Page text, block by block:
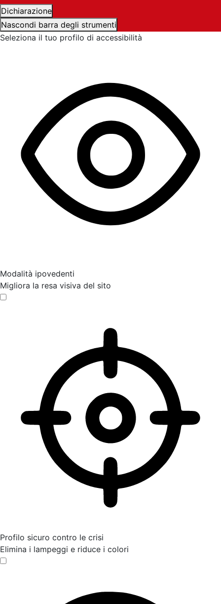
Dichiarazione
Nascondi barra degli strumenti
Seleziona il tuo profilo di accessibilità
Modalità ipovedenti
Migliora la resa visiva del sito
Profilo sicuro contro le crisi
Elimina i lampeggi e riduce i colori